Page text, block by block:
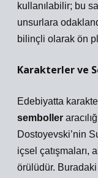
kullanılabilir; bu
unsurlara
bilinçli olarak ön
Karakterler ve
Edebiyatta
semboller
Dostoyevski’nin
içsel çatışmaları,
örülüdür.